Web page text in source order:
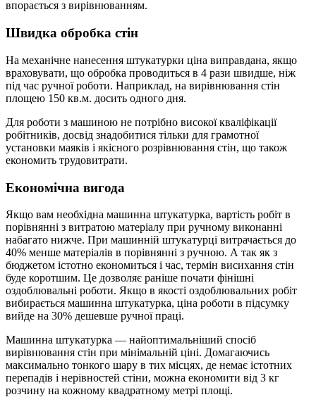
впорається з вирівнюванням.
Швидка обробка стін
На механічне нанесення штукатурки ціна виправдана, якщо
враховувати, що обробка проводиться в 4 рази швидше, ніж
під час ручної роботи. Наприклад, на вирівнювання стін
площею 150 кв.м. досить одного дня.
Для роботи з машиною не потрібно високої кваліфікації
робітників, досвід знадобитися тільки для грамотної
установки маяків і якісного розрівнювання стін, що також
економить трудовитрати.
Економічна вигода
Якщо вам необхідна машинна штукатурка, вартість робіт в
порівнянні з витратою матеріалу при ручному виконанні
набагато нижче. При машинній штукатурці витрачається до
40% менше матеріалів в порівнянні з ручною. А так як з
бюджетом істотно економиться і час, термін висихання стін
буде коротшим. Це дозволяє раніше почати фінішні
оздоблювальні роботи. Якщо в якості оздоблювальних робіт
вибирається машинна штукатурка, ціна роботи в підсумку
вийде на 30% дешевше ручної праці.
Машинна штукатурка — найоптимальніший спосіб
вирівнювання стін при мінімальній ціні. Домагаючись
максимально тонкого шару в тих місцях, де немає істотних
перепадів і нерівностей стіни, можна економити від 3 кг
розчину на кожному квадратному метрі площі.